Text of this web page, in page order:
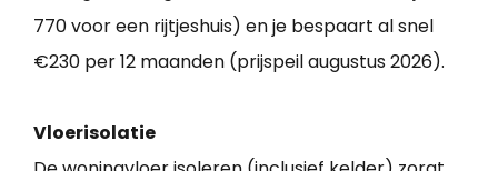
770 voor een rijtjeshuis) en je bespaart al snel
€230 per 12 maanden (prijspeil augustus 2026).
Vloerisolatie